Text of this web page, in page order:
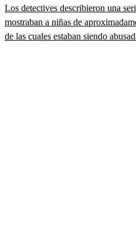
Los detectives describieron una
mostraban a niñas de
de las cuales estaban siendo